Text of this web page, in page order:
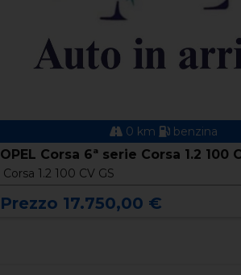
0 km benzina
OPEL Corsa 6ª serie Corsa 1.2 100
Corsa 1.2 100 CV GS
Prezzo 17.750,00 €